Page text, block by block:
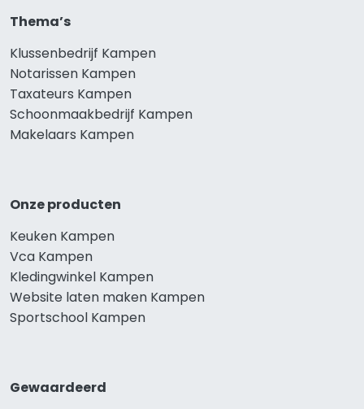
Thema’s
Klussenbedrijf Kampen
Notarissen Kampen
Taxateurs Kampen
Schoonmaakbedrijf Kampen
Makelaars Kampen
Onze producten
Keuken Kampen
Vca Kampen
Kledingwinkel Kampen
Website laten maken Kampen
Sportschool Kampen
Gewaardeerd